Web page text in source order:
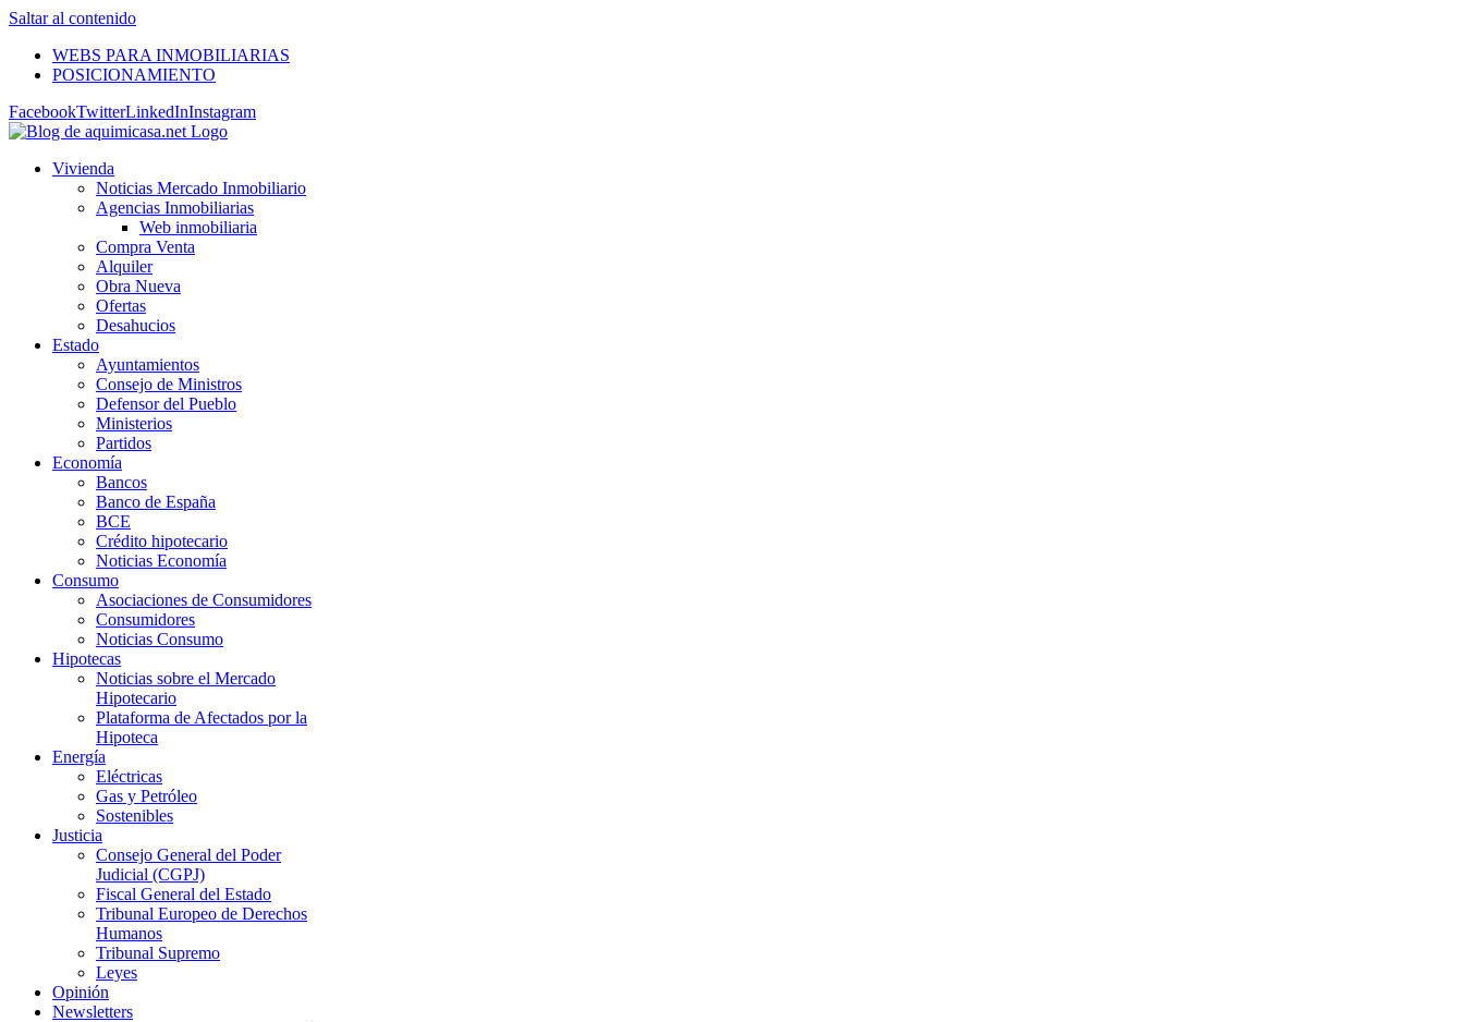
Saltar al contenido
WEBS PARA INMOBILIARIAS
POSICIONAMIENTO
FacebookTwitterLinkedInInstagram
Vivienda
Noticias Mercado Inmobiliario
Agencias Inmobiliarias
Web inmobiliaria
Compra Venta
Alquiler
Obra Nueva
Ofertas
Desahucios
Estado
Ayuntamientos
Consejo de Ministros
Defensor del Pueblo
Ministerios
Partidos
Economía
Bancos
Banco de España
BCE
Crédito hipotecario
Noticias Economía
Consumo
Asociaciones de Consumidores
Consumidores
Noticias Consumo
Hipotecas
Noticias sobre el Mercado
Hipotecario
Plataforma de Afectados por la
Hipoteca
Energía
Eléctricas
Gas y Petróleo
Sostenibles
Justicia
Consejo General del Poder
Judicial (CGPJ)
Fiscal General del Estado
Tribunal Europeo de Derechos
Humanos
Tribunal Supremo
Leyes
Opinión
Newsletters